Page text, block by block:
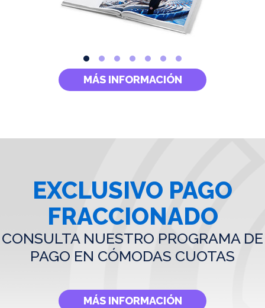
MÁS INFORMACIÓN
EXCLUSIVO PAGO
FRACCIONADO
CONSULTA NUESTRO PROGRAMA DE
PAGO EN CÓMODAS CUOTAS
MÁS INFORMACIÓN